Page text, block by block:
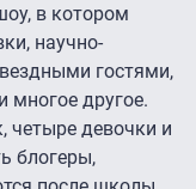
в котором
научно-
гостями,
многое другое.
четыре девочки и
блогеры,